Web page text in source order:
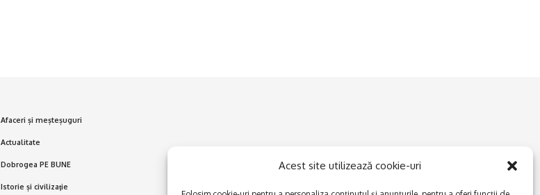
Acest site utilizează cookie-uri
Afaceri și meșteșuguri
Actualitate
Dobrogea PE BUNE
Istorie și civilizaţie